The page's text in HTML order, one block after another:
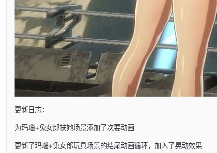
更新日志：
为玛瑙+兔女郎扶她场景添加了次要动画
更新了玛瑙+兔女郎玩具场景的结尾动画循环，加入了晃动效果